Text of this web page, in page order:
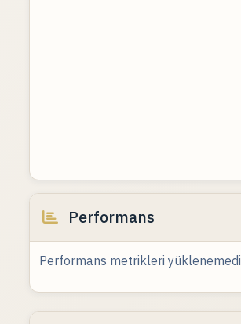
Performans
Performans metrikleri yüklenemedi